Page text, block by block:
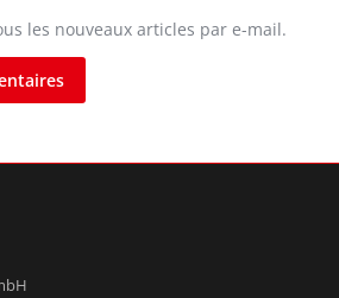
les nouveaux articles par e-mail.